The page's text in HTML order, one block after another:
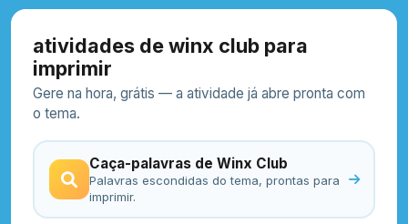
atividades de winx club para
imprimir
Gere na hora, grátis — a atividade já abre pronta com
o tema.
Caça-palavras de Winx Club
Palavras escondidas do tema, prontas para
imprimir.